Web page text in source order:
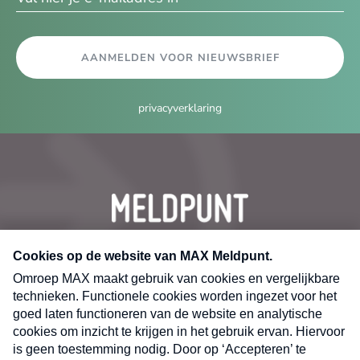
AANMELDEN VOOR NIEUWSBRIEF
privacyverklaring
CONTACT
Volg ons op